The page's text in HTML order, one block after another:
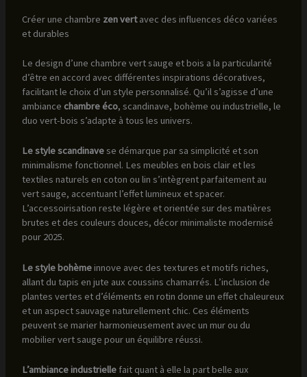
Créer une chambre zen vertavec des influences déco variées
et durables
Le design d’une chambre vert sauge et bois a la particularité
d’être en accord avec différentes inspirations décoratives,
facilitant le choix d’un style personnalisé. Qu’il s’agisse d’une
ambiance chambre éco, scandinave, bohème ou industrielle, le
duo vert-bois s’adapte à tous les univers.
Le style scandinavese démarque par sa simplicité et son
minimalisme fonctionnel. Les meubles en bois clair et les
textiles naturels en coton ou lin s’intègrent parfaitement au
vert sauge, accentuant l’effet lumineux et spacer.
L’accessoirisation reste légère et orientée sur des matières
brutes et des couleurs douces, décor minimaliste modernisé
pour 2025.
Le style bohèmeinnove avec des textures et motifs riches,
allant du tapis en jute aux coussins chamarrés. L’inclusion de
plantes vertes et d’éléments en rotin donne un effet chaleureux
et un aspect sauvage naturellement chic. Ces éléments
peuvent se marier harmonieusement avec un mur ou du
mobilier vert sauge pour un équilibre réussi.
L’ambiance industriellefait quant à elle la part belle aux